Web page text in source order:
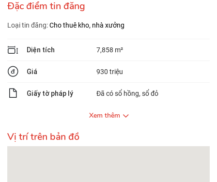
Đặc điểm tin đăng
Loại tin đăng:Cho thuê kho, nhà xưởng
Diện tích 7,858 m²
Giá 930 triệu
Giấy tờ pháp lý Đã có sổ hồng, sổ đỏ
Xem thêm
Vị trí trên bản đồ